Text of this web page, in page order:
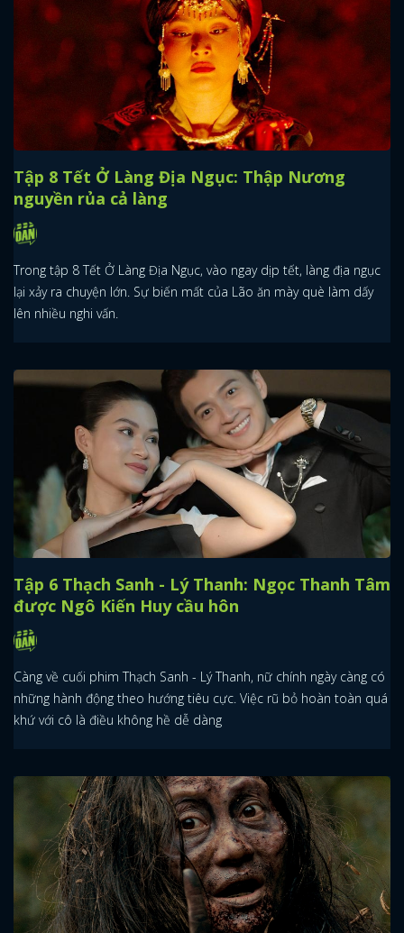
Tập 8 Tết Ở Làng Địa Ngục: Thập Nương
nguyền rủa cả làng
Trong tập 8 Tết Ở Làng Địa Ngục, vào ngay dịp tết, làng địa ngục
lại xảy ra chuyện lớn. Sự biến mất của Lão ăn mày què làm dấy
lên nhiều nghi vấn.
Tập 6 Thạch Sanh - Lý Thanh: Ngọc Thanh Tâm
được Ngô Kiến Huy cầu hôn
Càng về cuối phim Thạch Sanh - Lý Thanh, nữ chính ngày càng có
những hành động theo hướng tiêu cực. Việc rũ bỏ hoàn toàn quá
khứ với cô là điều không hề dễ dàng